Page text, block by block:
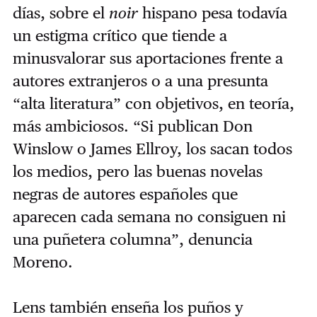
días, sobre el noirhispano pesa todavía
un estigma crítico que tiende a
minusvalorar sus aportaciones frente a
autores extranjeros o a una presunta
“alta literatura” con objetivos, en teoría,
más ambiciosos. “Si publican Don
Winslow o James Ellroy, los sacan todos
los medios, pero las buenas novelas
negras de autores españoles que
aparecen cada semana no consiguen ni
una puñetera columna”, denuncia
Moreno.
Lens también enseña los puños y